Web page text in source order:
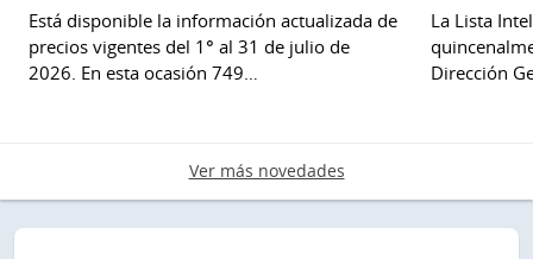
Está disponible la información actualizada de
precios vigentes del 1° al 31 de julio de
2026. En esta ocasión 749…
La Lista
Dirección
Ver más novedades